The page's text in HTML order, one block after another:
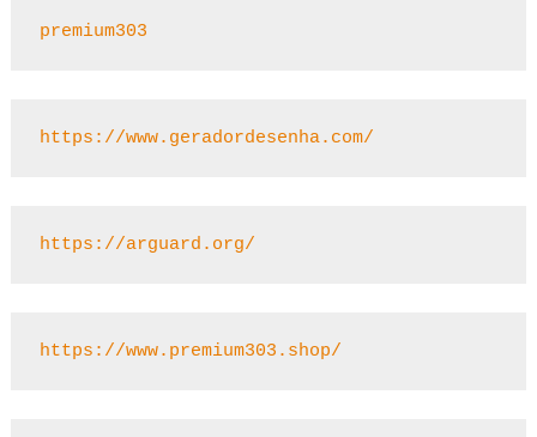
premium303
https://www.geradordesenha.com/
https://arguard.org/
https://www.premium303.shop/